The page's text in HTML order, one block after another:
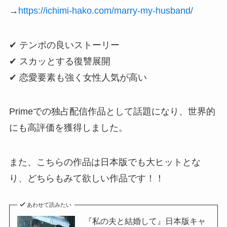
→ https://ichimi-hako.com/marry-my-husband/
✔ テンポの良いストーリー
✔ スカッとする復讐展開
✔ 恋愛要素も強く女性人気が高い
Primeでの独占配信作品として話題になり、世界的
にも高評価を獲得しました。
また、こちらの作品は日本版でも大ヒットとな
り、どちらもみて欲しい作品です！！
あわせて読みたい
『私の夫と結婚して』日本版キャ